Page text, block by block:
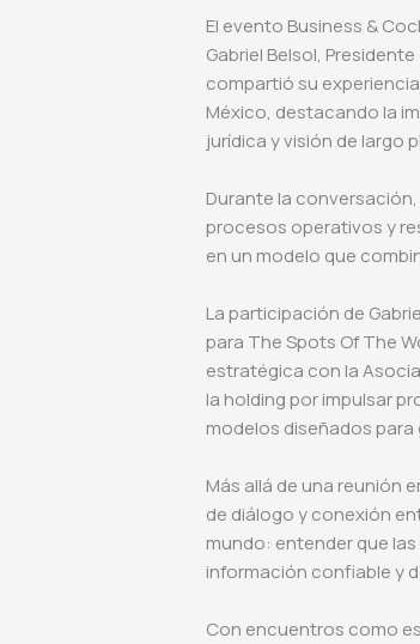
El evento Business &
Gabriel Belsol,
compartió su
México, destacando la
jurídica y visión de largo
Durante la
procesos operativos y
en un modelo que
La participación de
para The Spots Of The
estratégica con la
la holding por impulsar
modelos diseñados
Más allá de una reunión
de diálogo y conexión
mundo: entender que
información confiable y
Con encuentros como